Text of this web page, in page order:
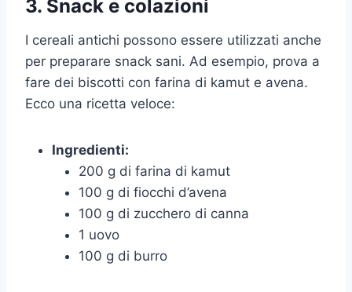
3. Snack e colazioni
I cereali antichi possono essere utilizzati anche
per preparare snack sani. Ad esempio, prova a
fare dei biscotti con farina di kamut e avena.
Ecco una ricetta veloce:
Ingredienti:
200 g di farina di kamut
100 g di fiocchi d’avena
100 g di zucchero di canna
1 uovo
100 g di burro